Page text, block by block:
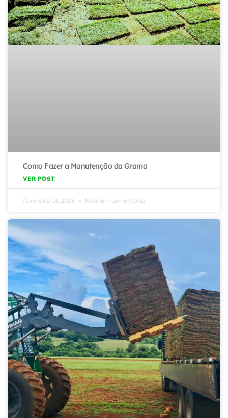
Como Fazer a Manutenção da Grama
VER POST
fevereiro 13, 2025 Nenhum comentário